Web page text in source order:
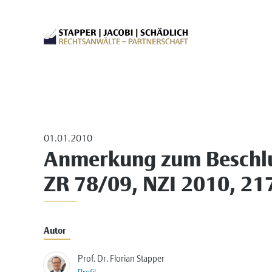
01.01.2010
Anmerkung zum
ZR 78/09, NZI 2010,
Autor
Prof. Dr. Florian Stapper